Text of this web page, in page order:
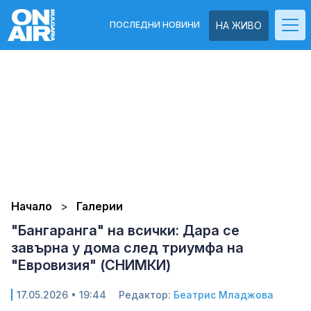
НА ЖИВО
ПОСЛЕДНИ НОВИНИ
Начало Галерии
"Бангаранга" на всички: Дара се
завърна у дома след триумфа на
"Евровизия" (СНИМКИ)
17.05.2026 • 19:44 Редактор: Беатрис Младжова